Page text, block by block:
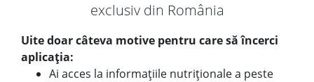
exclusiv din România
Uite doar câteva motive pentru care să încerci
aplicația:
Ai acces la informațiile nutriționale a peste